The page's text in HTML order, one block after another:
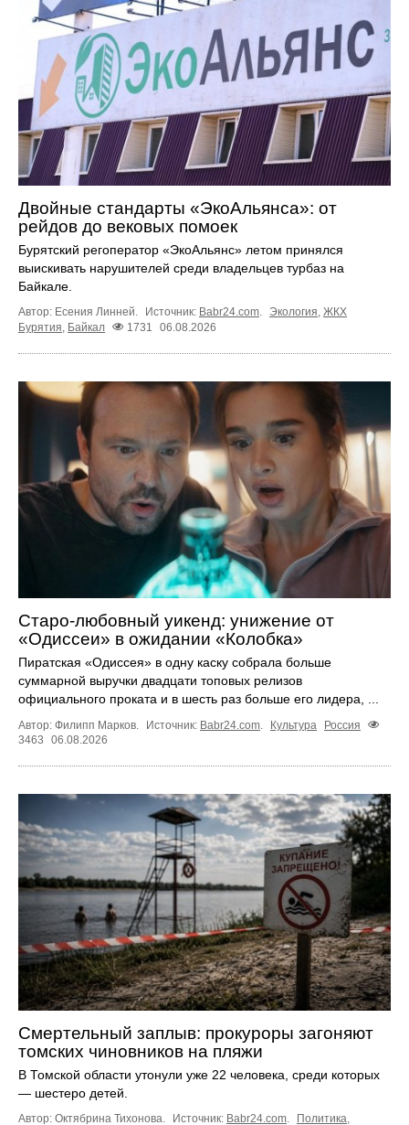
Двойные стандарты «ЭкоАльянса»: от
рейдов до вековых помоек
Бурятский регоператор «ЭкоАльянс» летом принялся
выискивать нарушителей среди владельцев турбаз на
Байкале.
Автор: Есения Линней. Источник: Babr24.com. Экология, ЖКХ
Бурятия, Байкал 1731 06.08.2026
Старо-любовный уикенд: унижение от
«Одиссеи» в ожидании «Колобка»
Пиратская «Одиссея» в одну каску собрала больше
суммарной выручки двадцати топовых релизов
официального проката и в шесть раз больше его лидера, ...
Автор: Филипп Марков. Источник: Babr24.com. Культура
Россия
3463
06.08.2026
Смертельный заплыв: прокуроры загоняют
томских чиновников на пляжи
В Томской области утонули уже 22 человека, среди которых
— шестеро детей.
Автор: Октябрина Тихонова. Источник: Babr24.com. Политика,